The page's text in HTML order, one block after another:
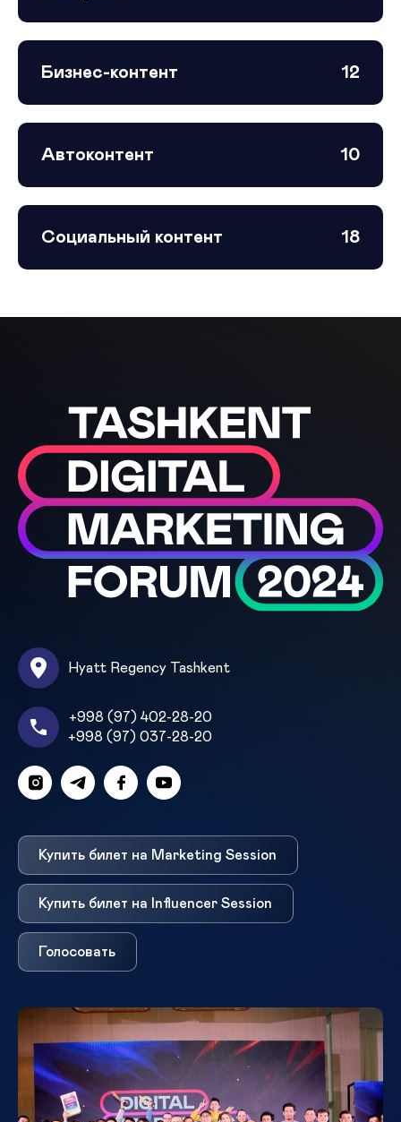
Бизнес-контент 12
Автоконтент 10
Социальный контент 18
Hyatt Regency Tashkent
+998 (97) 402-28-20
+998 (97) 037-28-20
Купить билет на Marketing Session
Купить билет на Influencer Session
Голосовать